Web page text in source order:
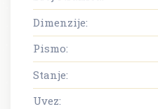
Dimenzije:
Pismo:
Stanje:
Uvez: